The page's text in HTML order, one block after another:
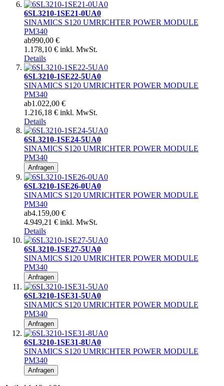
6SL3210-1SE21-0UA0
SINAMICS S120 UMRICHTER POWER MODULE
PM340
ab990,00 €
1.178,10 € inkl. MwSt.
Details
6SL3210-1SE22-5UA0
SINAMICS S120 UMRICHTER POWER MODULE
PM340
ab1.022,00 €
1.216,18 € inkl. MwSt.
Details
6SL3210-1SE24-5UA0
SINAMICS S120 UMRICHTER POWER MODULE
PM340
Anfragen
6SL3210-1SE26-0UA0
SINAMICS S120 UMRICHTER POWER MODULE
PM340
ab4.159,00 €
4.949,21 € inkl. MwSt.
Details
6SL3210-1SE27-5UA0
SINAMICS S120 UMRICHTER POWER MODULE
PM340
Anfragen
6SL3210-1SE31-5UA0
SINAMICS S120 UMRICHTER POWER MODULE
PM340
Anfragen
6SL3210-1SE31-8UA0
SINAMICS S120 UMRICHTER POWER MODULE
PM340
Anfragen